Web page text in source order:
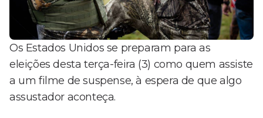
Os Estados Unidos se preparam para as
eleições desta terça-feira (3) como quem assiste
a um filme de suspense, à espera de que algo
assustador aconteça.